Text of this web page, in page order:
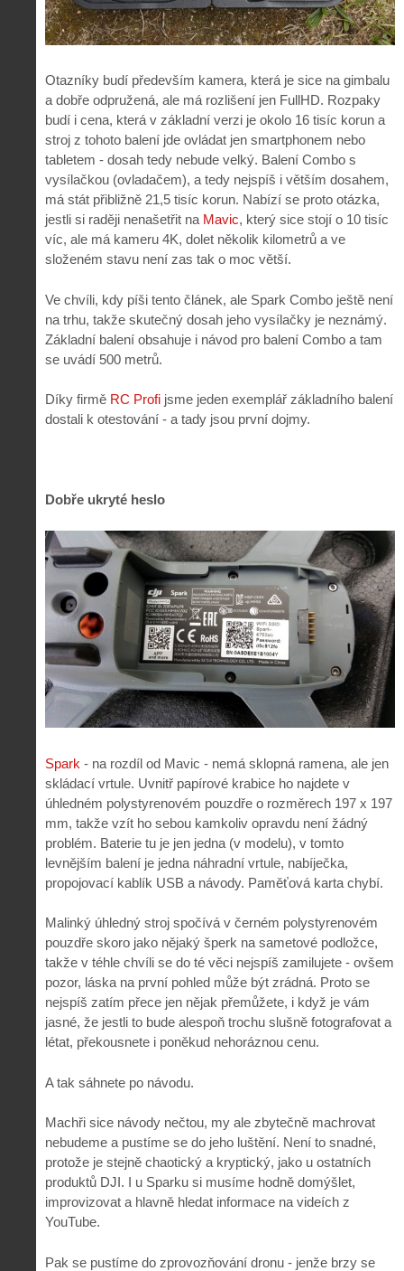
Otazníky budí především kamera, která je sice na gimbalu
a dobře odpružená, ale má rozlišení jen FullHD. Rozpaky
budí i cena, která v základní verzi je okolo 16 tisíc korun a
stroj z tohoto balení jde ovládat jen smartphonem nebo
tabletem - dosah tedy nebude velký. Balení Combo s
vysílačkou (ovladačem), a tedy nejspíš i větším dosahem,
má stát přibližně 21,5 tisíc korun. Nabízí se proto otázka,
jestli si raději nenašetřit na Mavic, který sice stojí o 10 tisíc
víc, ale má kameru 4K, dolet několik kilometrů a ve
složeném stavu není zas tak o moc větší.
Ve chvíli, kdy píši tento článek, ale Spark Combo ještě není
na trhu, takže skutečný dosah jeho vysílačky je neznámý.
Základní balení obsahuje i návod pro balení Combo a tam
se uvádí 500 metrů.
Díky firmě RC Profi jsme jeden exemplář základního balení
dostali k otestování - a tady jsou první dojmy.
Dobře ukryté heslo
Spark - na rozdíl od Mavic - nemá sklopná ramena, ale jen
skládací vrtule. Uvnitř papírové krabice ho najdete v
úhledném polystyrenovém pouzdře o rozměrech 197 x 197
mm, takže vzít ho sebou kamkoliv opravdu není žádný
problém. Baterie tu je jen jedna (v modelu), v tomto
levnějším balení je jedna náhradní vrtule, nabíječka,
propojovací kablík USB a návody. Paměťová karta chybí.
Malinký úhledný stroj spočívá v černém polystyrenovém
pouzdře skoro jako nějaký šperk na sametové podložce,
takže v téhle chvíli se do té věci nejspíš zamilujete - ovšem
pozor, láska na první pohled může být zrádná. Proto se
nejspíš zatím přece jen nějak přemůžete, i když je vám
jasné, že jestli to bude alespoň trochu slušně fotografovat a
létat, překousnete i poněkud nehoráznou cenu.
A tak sáhnete po návodu.
Machři sice návody nečtou, my ale zbytečně machrovat
nebudeme a pustíme se do jeho luštění. Není to snadné,
protože je stejně chaotický a kryptický, jako u ostatních
produktů DJI. I u Sparku si musíme hodně domýšlet,
improvizovat a hlavně hledat informace na videích z
YouTube.
Pak se pustíme do zprovozňování dronu - jenže brzy se